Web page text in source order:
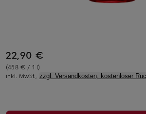
22,90 €
(458 € / 1 l)
inkl. MwSt., zzgl. Versandkosten, kostenloser